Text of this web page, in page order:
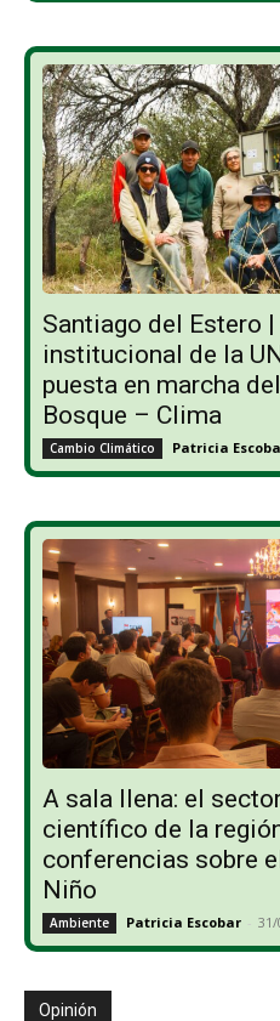
Santiago del Estero
institucional de la
puesta en marcha
Bosque – Clima
Cambio Climático Patricia
A sala llena: el
científico de la
conferencias sobre
Niño
Ambiente Patricia Escobar - 31/
Opinión